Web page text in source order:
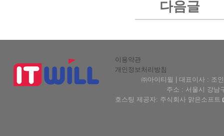
다음글
이용약관
개인정보처리방침
㈜아이티윌 | 대표이사 : 조
주소 : 서울시 강남
호스팅 제공자: 주식회사 맑은소프트